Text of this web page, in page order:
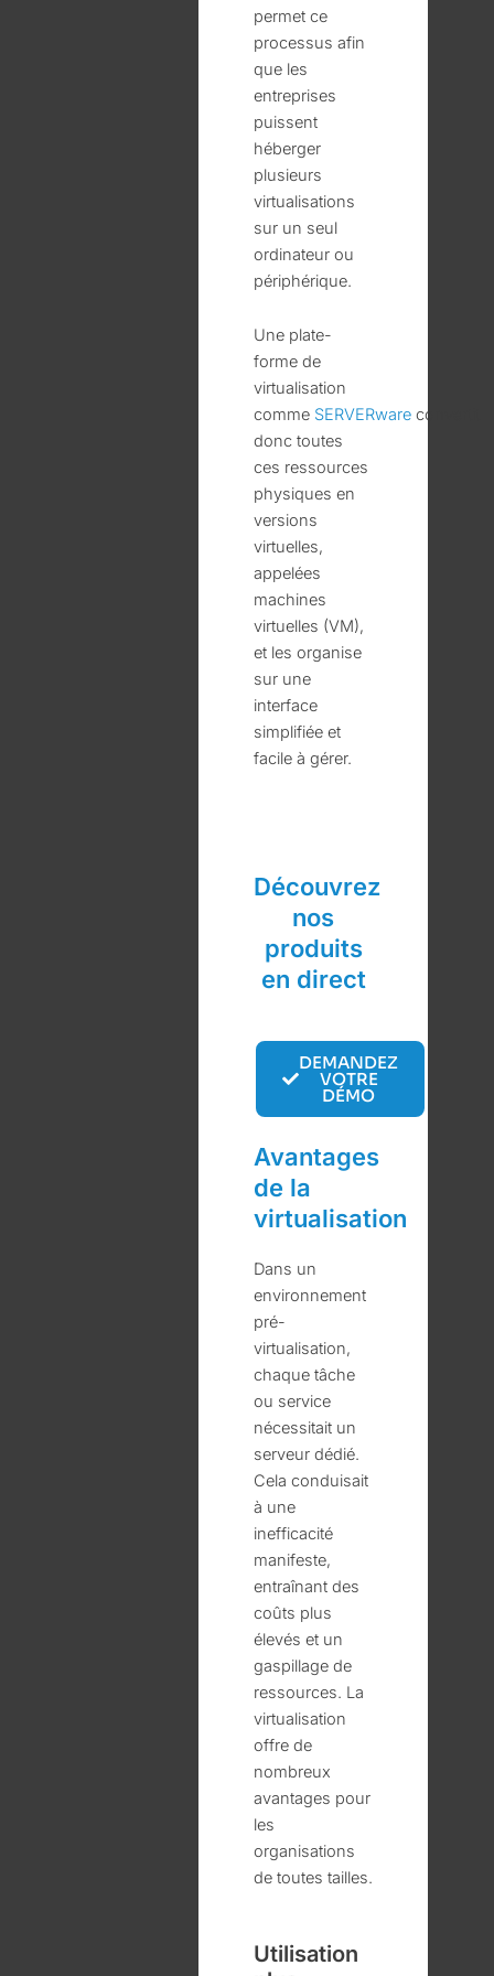
permet ce
processus afin
que les
entreprises
puissent
héberger
plusieurs
virtualisations
sur un seul
ordinateur ou
périphérique.
Une plate-
forme de
virtualisation
comme SERVERware convertit
donc toutes
ces ressources
physiques en
versions
virtuelles,
appelées
machines
virtuelles (VM),
et les organise
sur une
interface
simplifiée et
facile à gérer.
Découvrez
nos
produits
en direct
DEMANDEZ
VOTRE
DÉMO
Avantages
de la
virtualisation
Dans un
environnement
pré-
virtualisation,
chaque tâche
ou service
nécessitait un
serveur dédié.
Cela conduisait
à une
inefficacité
manifeste,
entraînant des
coûts plus
élevés et un
gaspillage de
ressources. La
virtualisation
offre de
nombreux
avantages pour
les
organisations
de toutes tailles.
Utilisation